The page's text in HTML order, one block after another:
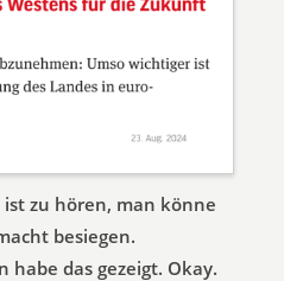
zu hören, man könne
besiegen.
habe das gezeigt. Okay.